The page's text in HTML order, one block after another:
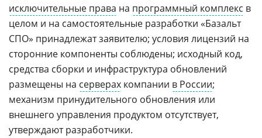
исключительные права на программный комплекс в
целом и на самостоятельные разработки «Базальт
СПО» принадлежат заявителю; условия лицензий на
сторонние компоненты соблюдены; исходный код,
средства сборки и инфраструктура обновлений
размещены на серверах компании в России;
механизм принудительного обновления или
внешнего управления продуктом отсутствует,
утверждают разработчики.